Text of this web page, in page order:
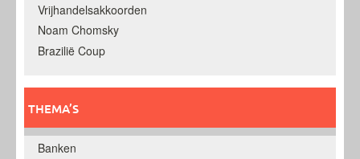
Vrijhandelsakkoorden
Noam Chomsky
Brazilië Coup
THEMA’S
Banken